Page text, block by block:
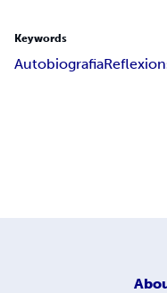
Keywords
Autobiografia